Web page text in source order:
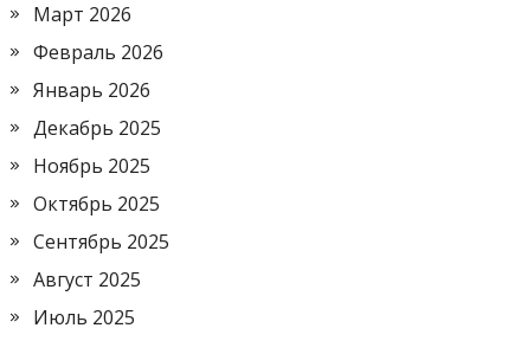
Март 2026
Февраль 2026
Январь 2026
Декабрь 2025
Ноябрь 2025
Октябрь 2025
Сентябрь 2025
Август 2025
Июль 2025